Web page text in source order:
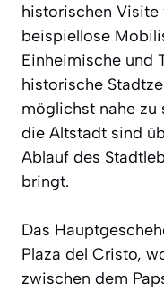
historischen Visite
beispiellose
Einheimische und
historische
möglichst nahe zu
die Altstadt sind
Ablauf des
bringt.
Das
Plaza del Cristo,
zwischen dem